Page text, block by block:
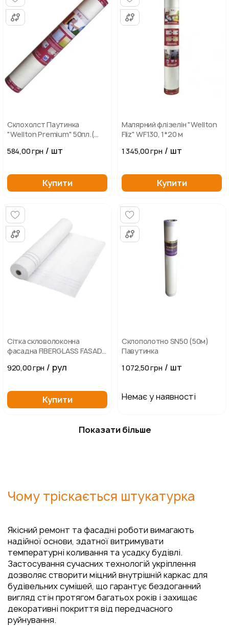
Склохолст Паутинка
"Wellton Premium" 50пл.(
584,00 грн / шт
Купити
Малярний флізелін "Wellton
Fliz" WF130, 1*20 м
1 345,00 грн / шт
Купити
Сітка скловолоконна
фасадна FIBERGLASS FASADE
920,00 грн / рул
Купити
Склополотно SN50 (50м)
Павутинка
1 072,50 грн / шт
Немає у наявності
Показати більше
Чому тріскається штукатурка
Якісний ремонт та фасадні роботи вимагають
надійної основи, здатної витримувати
температурні коливання та усадку будівлі.
Застосування сучасних технологій укріплення
дозволяє створити міцний внутрішній каркас для
будівельних сумішей, що гарантує бездоганний
вигляд стін протягом багатьох років і захищає
декоративні покриття від передчасного
руйнування.